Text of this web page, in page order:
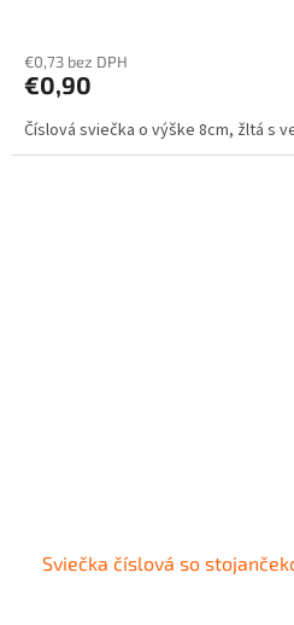
€0,73 bez DPH
€0,90
Číslová sviečka o výške 8cm, žltá s
Sviečka číslová so